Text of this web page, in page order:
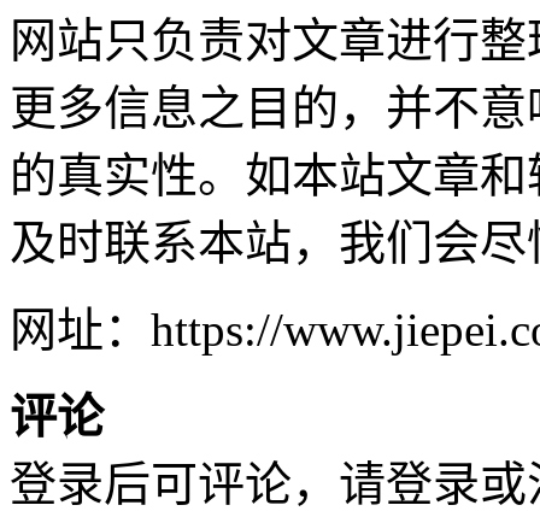
网站只负责对文章进行
更多信息之目的，并不
的真实性。如本站文章
及时联系本站，我们会
网址：https://
评论
登录后可评论，请登录或